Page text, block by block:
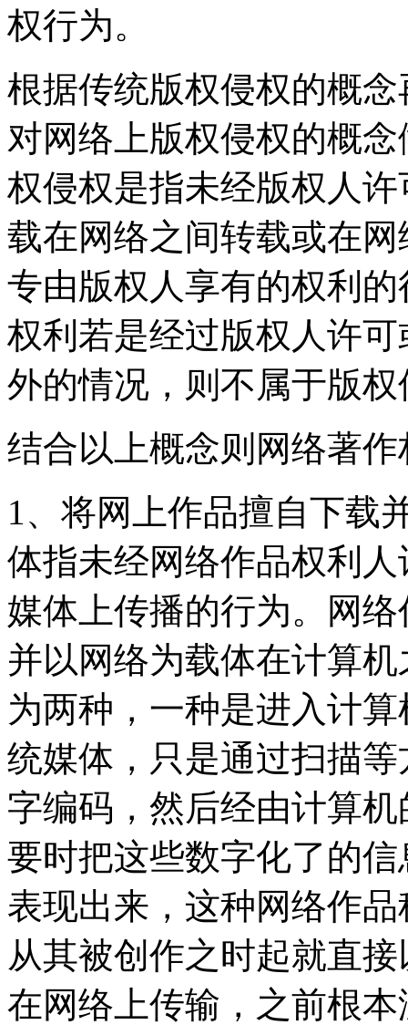
权行为。
根据传统版权侵权的概
对网络上版权侵权的概
权侵权是指未经版权人
载在网络之间转载或在
专由版权人享有的权利
权利若是经过版权人许
外的情况，则不属于版权
结合以上概念则网络著
1、将网上作品擅自下载
体指未经网络作品权利
媒体上传播的行为。网
并以网络为载体在计算
为两种，一种是进入计
统媒体，只是通过扫描
字编码，然后经由计算
要时把这些数字化了的
表现出来，这种网络作
从其被创作之时起就直
在网络上传输，之前根